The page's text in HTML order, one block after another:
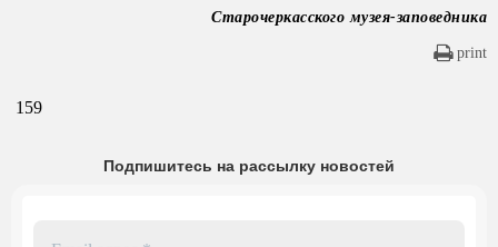
Старочеркасского музея-заповедника
print
159
Подпишитесь на рассылку новостей